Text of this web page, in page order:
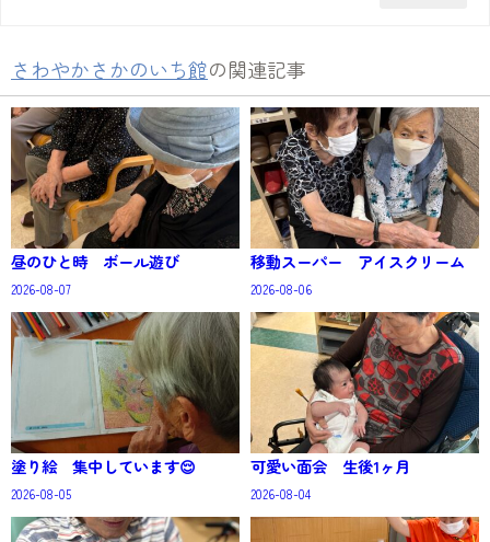
さわやかさかのいち館の関連記事
昼のひと時 ボール遊び
2026-08-07
移動スーパー アイスクリーム
2026-08-06
塗り絵 集中しています😌
2026-08-05
可愛い面会 生後1ヶ月
2026-08-04